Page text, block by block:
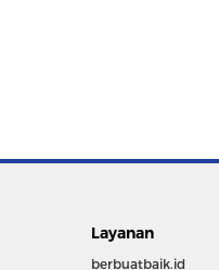
Layanan
berbuatbaik.id